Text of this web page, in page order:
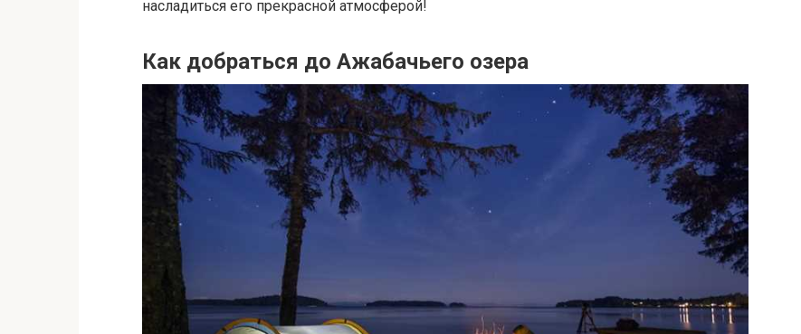
насладиться его прекрасной атмосферой!
Как добраться до Ажабачьего озера